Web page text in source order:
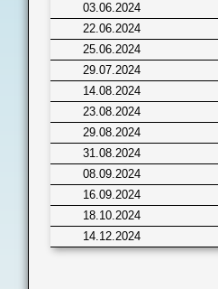
03.06.2024
22.06.2024
25.06.2024
29.07.2024
14.08.2024
23.08.2024
29.08.2024
31.08.2024
08.09.2024
16.09.2024
18.10.2024
14.12.2024